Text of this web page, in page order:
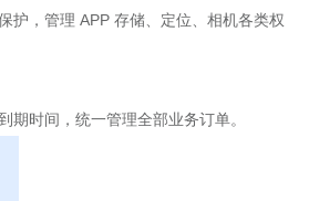
护，管理 APP 存储、定位、相机各类权
时间，统一管理全部业务订单。